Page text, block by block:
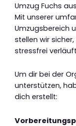
Umzug Fuchs
Mit unserer
Umzugsbereich
stellen wir
stressfrei
Um dir bei der
unterstützen,
dich erstellt: